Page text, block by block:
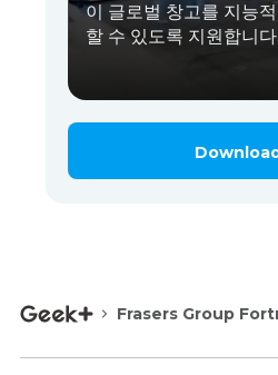
이 글로벌 창고를 지능
할 수 있도록 지원합니다.
Download
Frasers Group